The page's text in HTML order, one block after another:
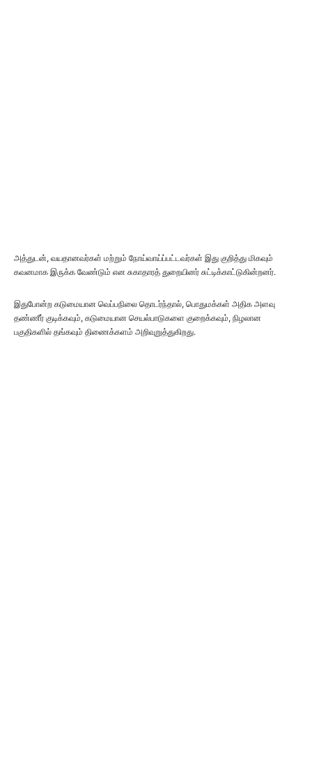
அத்துடன், வயதானவர்கள் மற்றும் நோய்வாய்ப்பட்டவர்கள் இது குறித்து மிகவும்
கவனமாக இருக்க வேண்டும் என சுகாதாரத் துறையினர் சுட்டிக்காட்டுகின்றனர்.
இதுபோன்ற கடுமையான வெப்பநிலை தொடர்ந்தால், பொதுமக்கள் அதிக அளவு
தண்ணீர் குடிக்கவும், கடுமையான செயல்பாடுகளை குறைக்கவும், நிழலான
பகுதிகளில் தங்கவும் திணைக்களம் அறிவுறுத்துகிறது.